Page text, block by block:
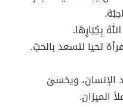
بِكِبَارِهَا.
تحيا لتسعد بالحبّ.
الإنسان، ويخسئ
الميزان.